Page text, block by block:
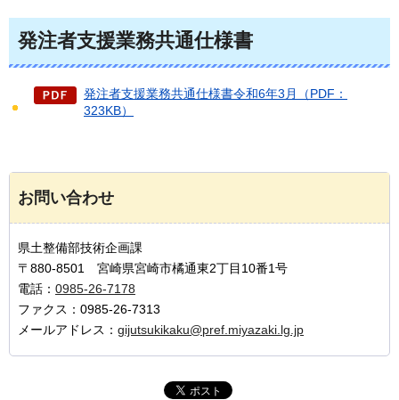
発注者支援業務共通仕様書
発注者支援業務共通仕様書令和6年3月（PDF：
323KB）
お問い合わせ
県土整備部技術企画課
〒880-8501 宮崎県宮崎市橘通東2丁目10番1号
電話： 0985-26-7178
ファクス：0985-26-7313
メールアドレス： gijutsukikaku@pref.miyazaki.lg.jp